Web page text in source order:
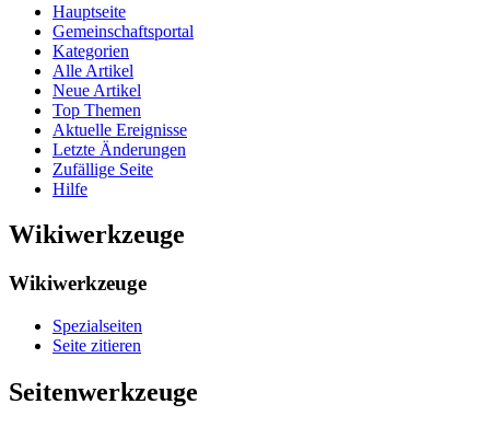
Hauptseite
Gemeinschaftsportal
Kategorien
Alle Artikel
Neue Artikel
Top Themen
Aktuelle Ereignisse
Letzte Änderungen
Zufällige Seite
Hilfe
Wikiwerkzeuge
Wikiwerkzeuge
Spezialseiten
Seite zitieren
Seitenwerkzeuge